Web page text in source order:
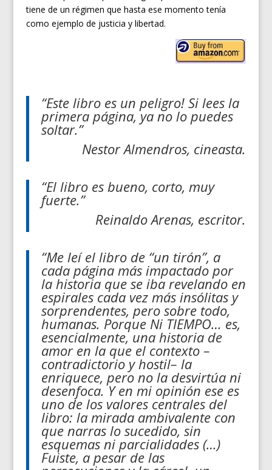
tiene de un régimen que hasta ese momento tenía
como ejemplo de justicia y libertad.
“Este libro es un peligro! Si lees la
primera página, ya no lo puedes
soltar.”
Nestor Almendros, cineasta.
“El libro es bueno, corto, muy
fuerte.”
Reinaldo Arenas, escritor.
“Me leí el libro de “un tirón”, a
cada página más impactado por
la historia que se iba revelando en
espirales cada vez más insólitas y
sorprendentes, pero sobre todo,
humanas. Porque Ni TIEMPO… es,
esencialmente, una historia de
amor en la que el contexto –
contradictorio y hostil– la
enriquece, pero no la desvirtúa ni
desenfoca. Y en mi opinión ese es
uno de los valores centrales del
libro: la mirada ambivalente con
que narras lo sucedido, sin
esquemas ni parcialidades (…)
Fuiste, a pesar de las